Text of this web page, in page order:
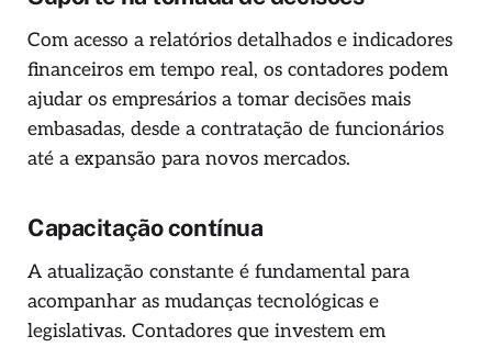
Com acesso a relatórios detalhados e indicadores
financeiros em tempo real, os contadores podem
ajudar os empresários a tomar decisões mais
embasadas, desde a contratação de funcionários
até a expansão para novos mercados.
Capacitação contínua
A atualização constante é fundamental para
acompanhar as mudanças tecnológicas e
legislativas. Contadores que investem em